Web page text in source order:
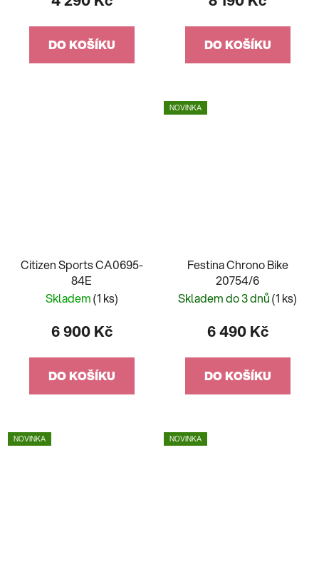
DO KOŠÍKU DO KOŠÍKU
Citizen Sports CA0695-
84E
Skladem(1 ks)
6 900 Kč
DO KOŠÍKU
NOVINKA
Festina Chrono Bike
20754/6
Skladem do 3 dnů(1 ks)
6 490 Kč
DO KOŠÍKU
NOVINKA NOVINKA